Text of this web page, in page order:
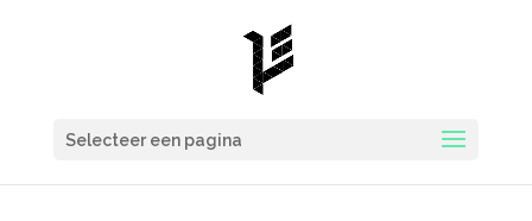
Selecteer een pagina